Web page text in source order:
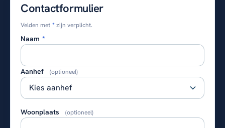
Contactformulier
Velden met *zijn verplicht.
Naam *
Aanhef (optioneel)
Woonplaats (optioneel)